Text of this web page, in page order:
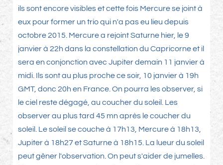
ils sont encore visibles et cette fois Mercure se joint à
eux pour former un trio qui n'a pas eu lieu depuis
octobre 2015. Mercure a rejoint Saturne hier, le 9
janvier à 22h dans la constellation du Capricorne et il
sera en conjonction avec Jupiter demain 11 janvier à
midi. Ils sont au plus proche ce soir, 10 janvier à 19h
GMT, donc 20h en France. On pourra les observer, si
le ciel reste dégagé, au coucher du soleil. Les
observer au plus tard 45 mn après le coucher du
soleil. Le soleil se couche à 17h13, Mercure à 18h13,
Jupiter à 18h27 et Saturne à 18h15. La lueur du soleil
peut gêner l'observation. On peut s'aider de jumelles.